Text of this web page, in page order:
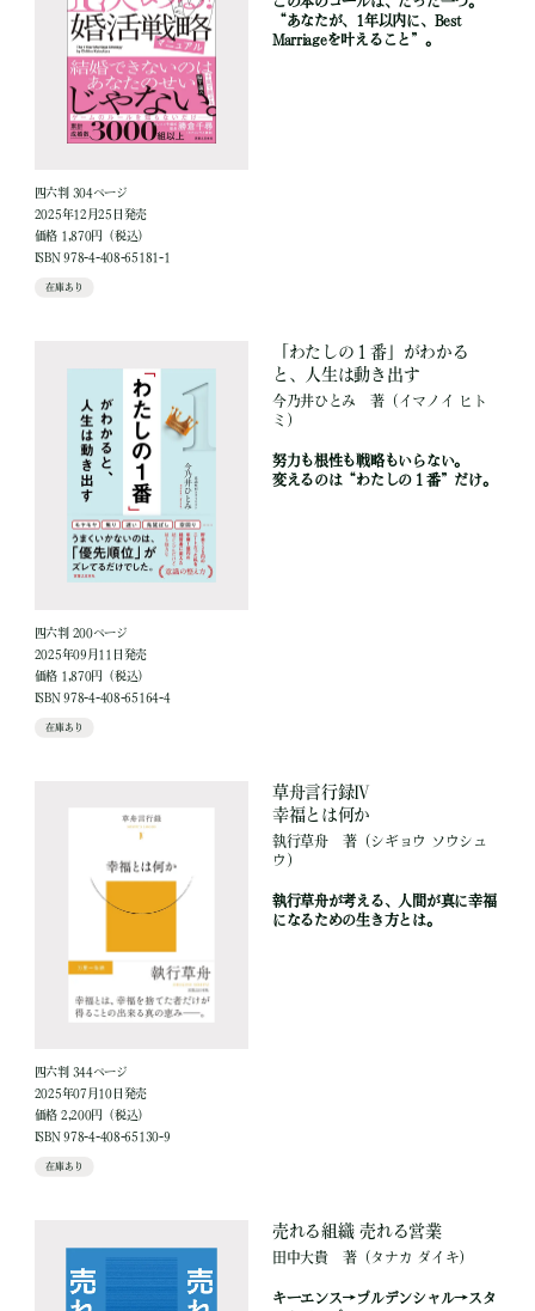
四六判 304ページ
2025年12月25日発売
価格 1,870円（税込）
ISBN 978-4-408-65181-1
在庫あり
“あなたが、1年以内に、Best
Marriageを叶えること”。
四六判 200ページ
2025年09月11日発売
価格 1,870円（税込）
ISBN 978-4-408-65164-4
在庫あり
「わたしの１番」がわかる
と、人生は動き出す
今乃井ひとみ 著（イマノイ ヒト
ミ）
努力も根性も戦略もいらない。
変えるのは“わたしの１番”だけ。
四六判 344ページ
2025年07月10日発売
価格 2,200円（税込）
ISBN 978-4-408-65130-9
在庫あり
草舟言行録Ⅳ
幸福とは何か
執行草舟 著（シギョウ ソウシュ
ウ）
執行草舟が考える、人間が真に幸福
になるための生き方とは。
売れる組織 売れる営業
田中大貴 著（タナカ ダイキ）
キーエンス→プルデンシャル→スタ